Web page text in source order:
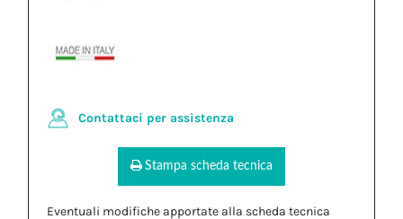
Contattaci per assistenza
Stampa scheda tecnica
Eventuali modifiche apportate alla scheda tecnica